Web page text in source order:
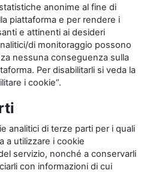
anonime al fine di
piattaforma e per rendere i
e attinenti ai desideri
di monitoraggio possono
nessuna conseguenza sulla
Per disabilitarli si veda la
i cookie”.
analitici di terze parti per i quali
a utilizzare i cookie
servizio, nonché a conservarli
con informazioni di cui